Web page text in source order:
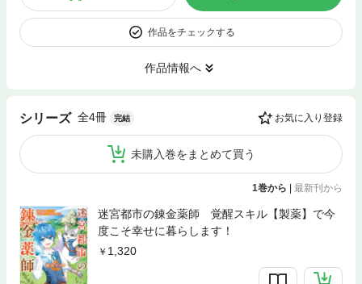
作品をチェックする
作品情報へ
シリーズ 全4冊 完結 お気に入り登録
未購入巻をまとめて買う
1巻から | 最新刊から
迷宮都市の錬金薬師 覚醒スキル【製薬】で今
度こそ幸せに暮らします！
1,320